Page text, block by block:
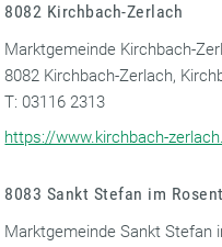
8082 Kirchbach-Zerlach
Marktgemeinde Kirchbach-
8082 Kirchbach-Zerlach,
T: 03116 2313
https://www.kirchbach-
8083 Sankt Stefan im
Marktgemeinde Sankt Stefan